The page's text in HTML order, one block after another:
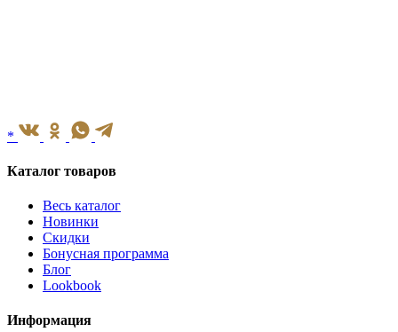
*
Каталог товаров
Весь каталог
Новинки
Скидки
Бонусная программа
Блог
Lookbook
Информация